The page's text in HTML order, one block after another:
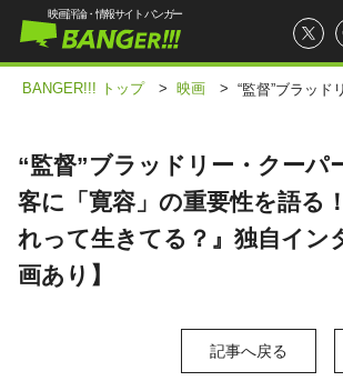
映画評価
映画評論・情報サイト バンガー
BANGER!!! トップ > 映画 > “監督”ブラッ
“監督”ブラッドリー・クーパ
客に「寛容」の重要性を語る
れって生きてる？』独自イン
画あり】
記事へ戻る